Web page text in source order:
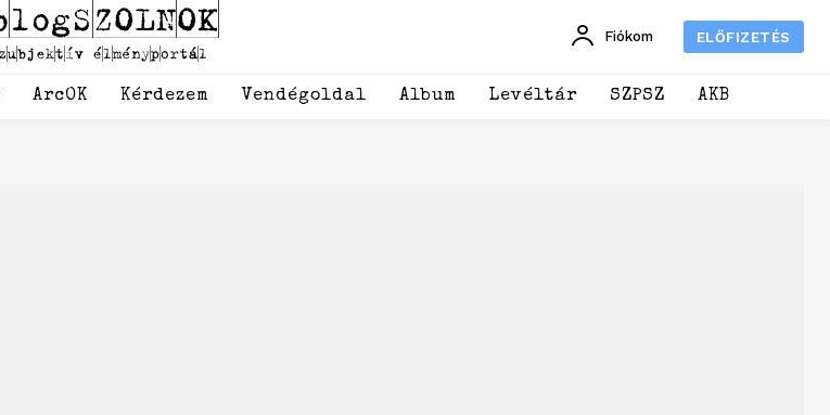
Fiókom ELŐFIZETÉS
ArcOK Kérdezem Vendégoldal Album Levéltár SZPSZ AKB